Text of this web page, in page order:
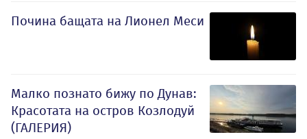
Почина бащата на Лионел Меси
Малко познато бижу по Дунав:
Красотата на остров Козлодуй
(ГАЛЕРИЯ)